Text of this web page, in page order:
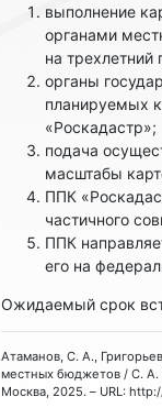
выполнение
органами
на трехлетний
органы
планируемых
«Роскадастр»;
подача
масштабы
ППК
частичного
ППК
его на
Ожидаемый срок
Атаманов, С. А.,
местных бюджетов / С. А.
Москва, 2025. – URL: